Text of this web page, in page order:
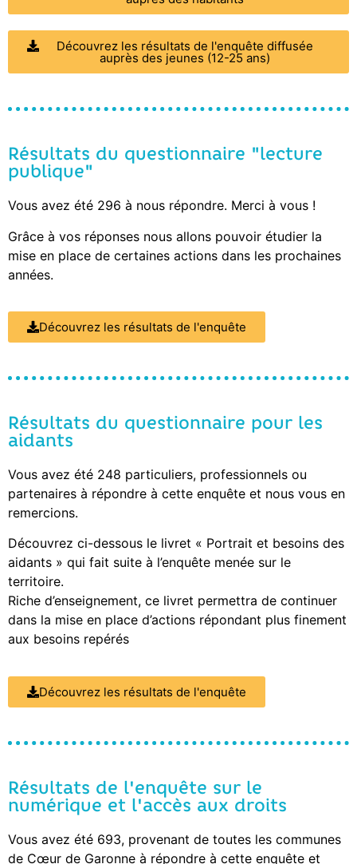
Découvrez les résultats de l'enquête diffusée
auprès des jeunes (12-25 ans)
Résultats du questionnaire "lecture
publique"
Vous avez été 296 à nous répondre. Merci à vous !
Grâce à vos réponses nous allons pouvoir étudier la
mise en place de certaines actions dans les prochaines
années.
Découvrez les résultats de l'enquête
Résultats du questionnaire pour les
aidants
Vous avez été 248 particuliers, professionnels ou
partenaires à répondre à cette enquête et nous vous en
remercions.
Découvrez ci-dessous le livret « Portrait et besoins des
aidants » qui fait suite à l’enquête menée sur le
territoire.
Riche d’enseignement, ce livret permettra de continuer
dans la mise en place d’actions répondant plus finement
aux besoins repérés
Découvrez les résultats de l'enquête
Résultats de l'enquête sur le
numérique et l'accès aux droits
Vous avez été 693, provenant de toutes les communes
de Cœur de Garonne à répondre à cette enquête et